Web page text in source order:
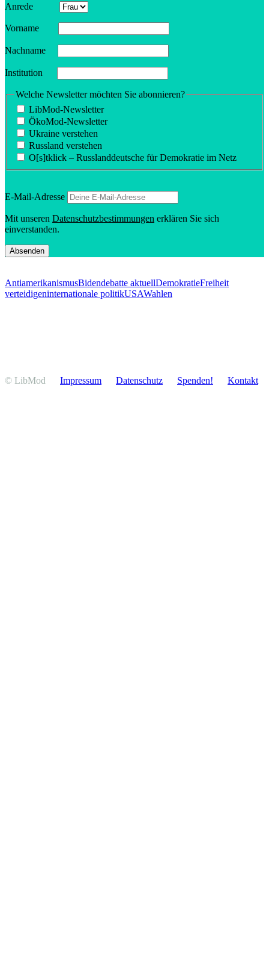
Anrede
Vorname
Nachname
Insti­tution
Welche Newsletter möchten Sie abonnieren?
LibMod-Newsletter
ÖkoMod-Newsletter
Ukraine verstehen
Russland verstehen
O[s]tklick – Russland­deutsche für Demokratie im Netz
E‑Mail-Adresse
Mit unseren Daten­schutz­be­stim­mungen erklären Sie sich
einverstanden.
AntiamerikanismusBidendebatte aktuellDemokratieFreiheit
verteidigeninternationale politikUSAWahlen
© LibMod Impressum Daten­schutz Spenden! Kontakt